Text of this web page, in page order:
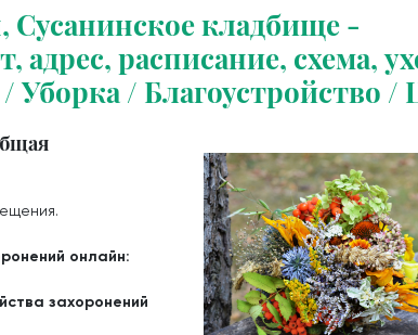
Сусанинское кладбище -
расписание, схема,
/ Благоустройство /
онлайн:
захоронений